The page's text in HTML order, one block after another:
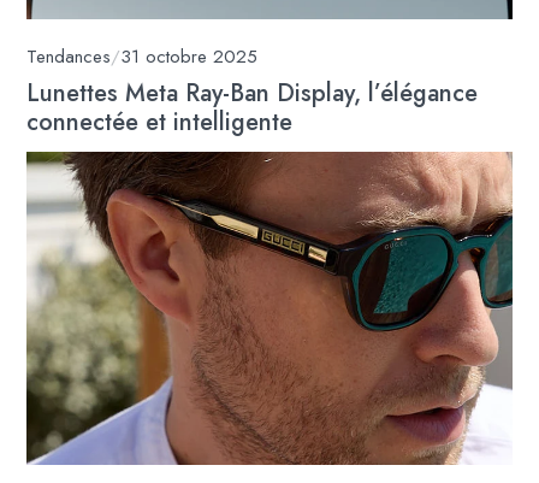
Tendances/31 octobre 2025
Lunettes Meta Ray-Ban Display, l’élégance
connectée et intelligente